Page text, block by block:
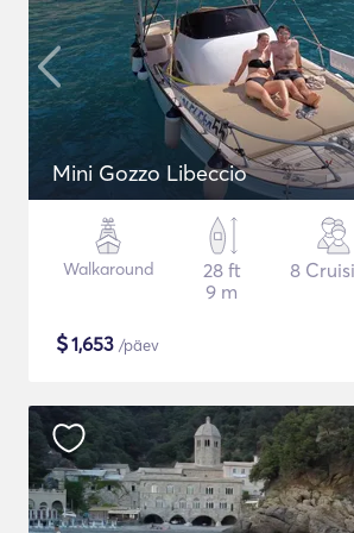
Mini Gozzo Libeccio
Walkaround
28 ft
9 m
8
$1,653 /päev